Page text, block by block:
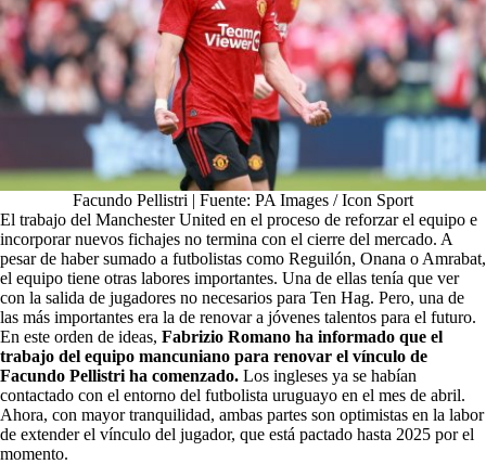
Facundo Pellistri | Fuente: PA Images / Icon Sport
El trabajo del Manchester United en el proceso de reforzar el equipo e
incorporar nuevos fichajes no termina con el cierre del mercado. A
pesar de haber sumado a futbolistas como Reguilón, Onana o Amrabat,
el equipo tiene otras labores importantes. Una de ellas tenía que ver
con la salida de jugadores no necesarios para Ten Hag. Pero, una de
las más importantes era la de renovar a jóvenes talentos para el futuro.
En este orden de ideas, Fabrizio Romano ha informado que el
trabajo del equipo mancuniano para renovar el vínculo de
Facundo Pellistri ha comenzado. Los ingleses ya se habían
contactado con el entorno del futbolista uruguayo en el mes de abril.
Ahora, con mayor tranquilidad, ambas partes son optimistas en la labor
de extender el vínculo del jugador, que está pactado hasta 2025 por el
momento.